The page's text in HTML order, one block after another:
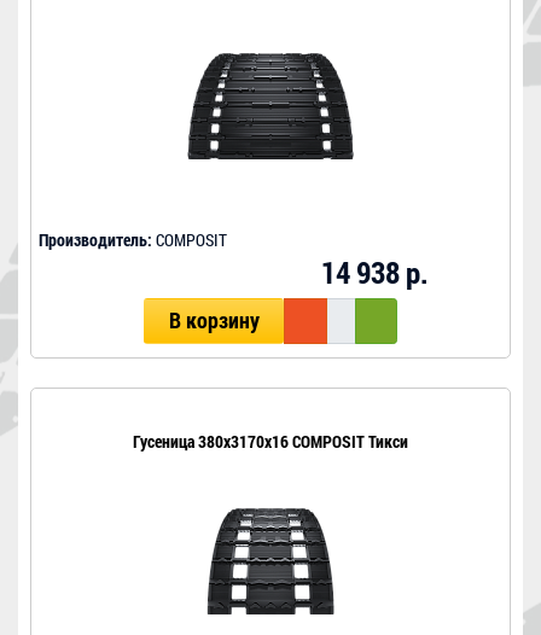
Производитель: COMPOSIT
14 938 р.
В корзину
Гусеница 380x3170x16 COMPOSIT Тикси